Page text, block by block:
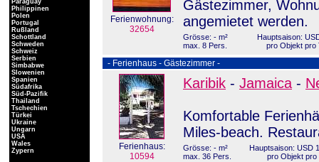
Ferienwohnung:
32654
Gästezimmer,
angemietet werden.
Grösse: - m²
max. 8 Pers.
Hauptsaison:
pro Objekt pro
- Ferienhaus - Gästezimmer -
Ferienhaus:
10594
Karibik - Jamaica -
Komfortable
Miles-beach.
Grösse: - m²
max. 36 Pers.
Hauptsaison: USD
pro Objekt pro
Paraguay
Philippinen
Polen
Portugal
Rußland
Schottland
Schweden
Schweiz
Serbien
Simbabwe
Slowenien
Spanien
Südafrika
Süd-Pazifik
Thailand
Tschechien
Türkei
Ukraine
Ungarn
USA
Wales
Zypern